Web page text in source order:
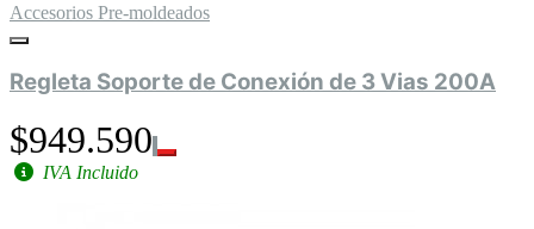
Accesorios Pre-moldeados
Regleta Soporte de Conexión de 3 Vias 200A
$949.590
IVA Incluido